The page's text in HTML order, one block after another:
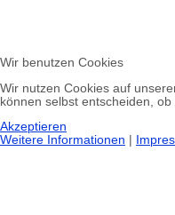
Wir benutzen Cookies
Wir nutzen Cookies auf
können selbst entscheiden,
Akzeptieren
Weitere Informationen